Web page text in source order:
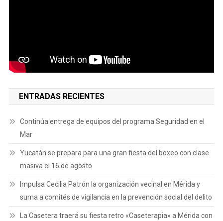
ENTRADAS RECIENTES
Continúa entrega de equipos del programa Seguridad en el
Mar
Yucatán se prepara para una gran fiesta del boxeo con clase
masiva el 16 de agosto
Impulsa Cecilia Patrón la organización vecinal en Mérida y
suma a comités de vigilancia en la prevención social del delito
La Casetera traerá su fiesta retro «Caseterapia» a Mérida con